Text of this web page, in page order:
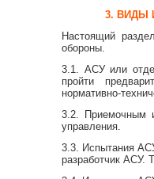
3. ВИДЫ
Настоящий
обороны.
3.1. АСУ или
пройти
нормативно-
3.2. Приемочным
управления.
3.3. Испытания
разработчик АСУ.